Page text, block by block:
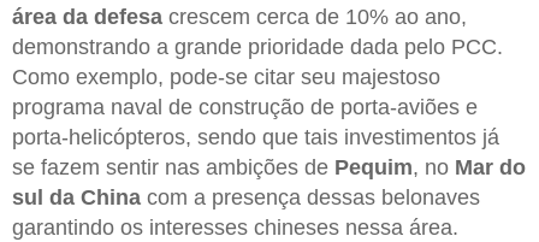
área da defesa crescem cerca de 10% ao ano,
demonstrando a grande prioridade dada pelo PCC.
Como exemplo, pode-se citar seu majestoso
programa naval de construção de porta-aviões e
porta-helicópteros, sendo que tais investimentos já
se fazem sentir nas ambições de Pequim, no Mar do
sul da China com a presença dessas belonaves
garantindo os interesses chineses nessa área.